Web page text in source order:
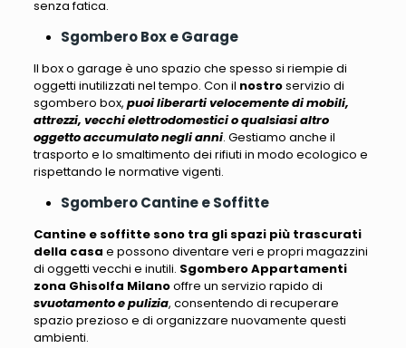
senza fatica.
Sgombero Box e Garage
Il box o garage è uno spazio che spesso si riempie di
oggetti inutilizzati nel tempo. Con il nostroservizio di
sgombero box, puoi liberarti velocemente di mobili,
attrezzi, vecchi elettrodomestici o qualsiasi altro
oggetto accumulato negli anni. Gestiamo anche il
trasporto e lo smaltimento dei rifiuti in modo ecologico e
rispettando le normative vigenti.
Sgombero Cantine e Soffitte
Cantine e soffitte sono tra gli spazi più trascurati
della casa e possono diventare veri e propri magazzini
di oggetti vecchi e inutili. Sgombero Appartamenti
zona Ghisolfa Milanooffre un servizio rapido di
svuotamento e pulizia, consentendo di recuperare
spazio prezioso e di organizzare nuovamente questi
ambienti.